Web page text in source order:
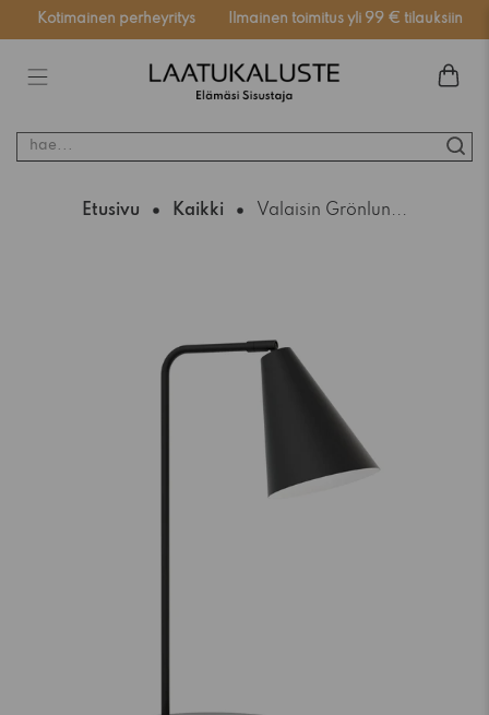
Kotimainen perheyritys Ilmainen toimitus yli 99 € tilauksiin
hae...
Etusivu Kaikki Valaisin Grönlun...